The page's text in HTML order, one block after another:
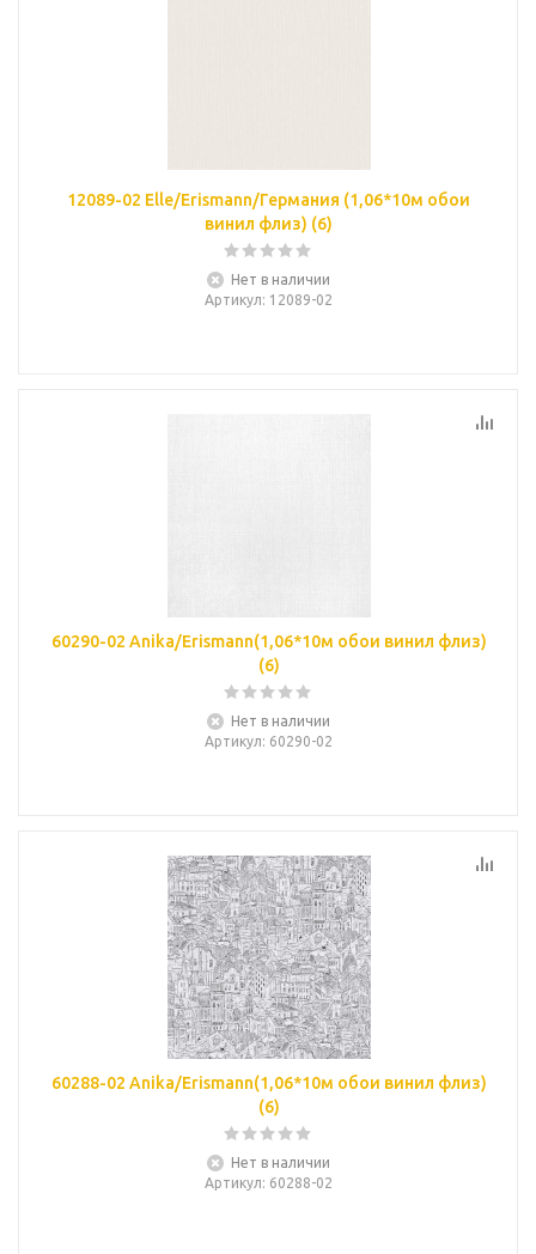
12089-02 Elle/Erismann/Германия (1,06*10м обои
винил флиз) (6)
Нет в наличии
Артикул: 12089-02
60290-02 Anika/Erismann(1,06*10м обои винил флиз)
(6)
Нет в наличии
Артикул: 60290-02
60288-02 Anika/Erismann(1,06*10м обои винил флиз)
(6)
Нет в наличии
Артикул: 60288-02